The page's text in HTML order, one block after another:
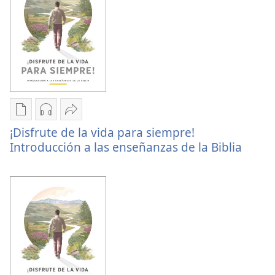
Opciones
de
descarga
publicaciones
¡Disfrute
de
la
vida
para
siempre!
Opciones
de
descarga
audio
¡Disfrute
de
la
vida
para
siempre!
Compartir
¡Disfrute
de
vida
siempre!
Introducción
a
las
enseñanzas
¡Disfrute de la vida para siempre!
Introducción a las enseñanzas de la Biblia